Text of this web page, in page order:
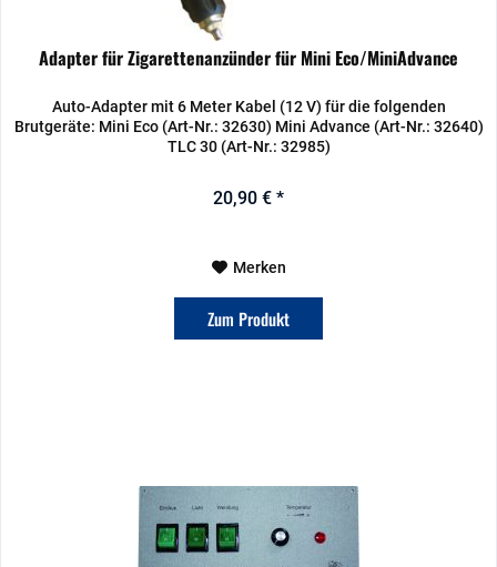
Adapter für Zigarettenanzünder für Mini Eco/MiniAdvance
Auto-Adapter mit 6 Meter Kabel (12 V) für die folgenden
Brutgeräte: Mini Eco (Art-Nr.: 32630) Mini Advance (Art-Nr.: 32640)
TLC 30 (Art-Nr.: 32985)
20,90 € *
Merken
Zum Produkt